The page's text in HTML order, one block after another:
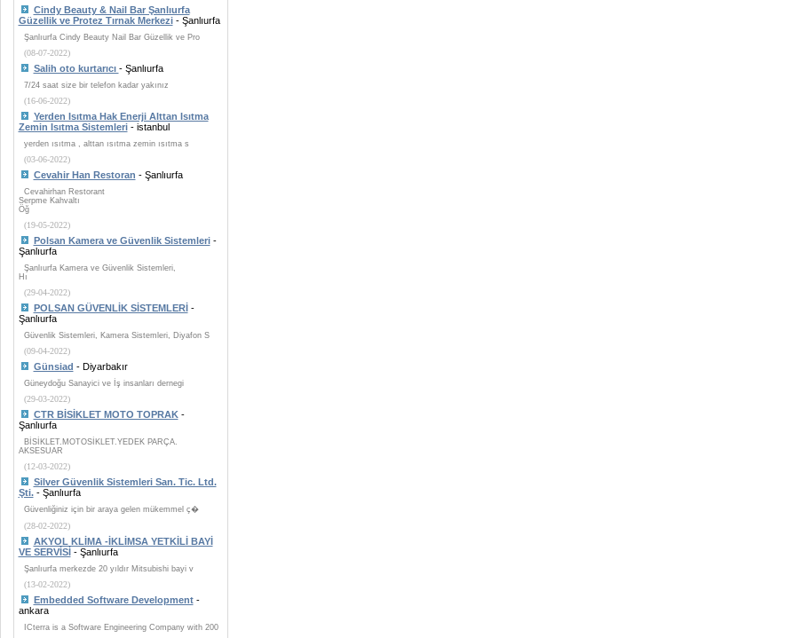
Cindy Beauty & Nail Bar Şanlıurfa
Güzellik ve Protez Tırnak Merkezi- Şanlıurfa
Şanlıurfa Cindy Beauty Nail Bar Güzellik ve Pro
(08-07-2022)
Salih oto kurtarıcı - Şanlıurfa
7/24 saat size bir telefon kadar yakınız
(16-06-2022)
Yerden Isıtma Hak Enerji Alttan Isıtma
Zemin Isıtma Sistemleri- istanbul
yerden ısıtma , alttan ısıtma zemin ısıtma s
(03-06-2022)
Cevahir Han Restoran - Şanlıurfa
Cevahirhan Restorant
Serpme Kahvaltı
Öğ
(19-05-2022)
Polsan Kamera ve Güvenlik Sistemleri-
Şanlıurfa
Şanlıurfa Kamera ve Güvenlik Sistemleri,
Hı
(29-04-2022)
POLSAN GÜVENLİK SİSTEMLERİ-
Şanlıurfa
Güvenlik Sistemleri, Kamera Sistemleri, Diyafon S
(09-04-2022)
Günsiad - Diyarbakır
Güneydoğu Sanayici ve İş insanları dernegi
(29-03-2022)
CTR BİSİKLET MOTO TOPRAK-
Şanlıurfa
BİSİKLET.MOTOSİKLET.YEDEK PARÇA.
AKSESUAR
(12-03-2022)
Silver Güvenlik Sistemleri San. Tic. Ltd.
Şti.- Şanlıurfa
Güvenliğiniz için bir araya gelen mükemmel ç�
(28-02-2022)
AKYOL KLİMA -İKLİMSA YETKİLİ BAYİ
VE SERVİSİ- Şanlıurfa
Şanlıurfa merkezde 20 yıldır Mitsubishi bayi v
(13-02-2022)
Embedded Software Development-
ankara
ICterra is a Software Engineering Company with 200